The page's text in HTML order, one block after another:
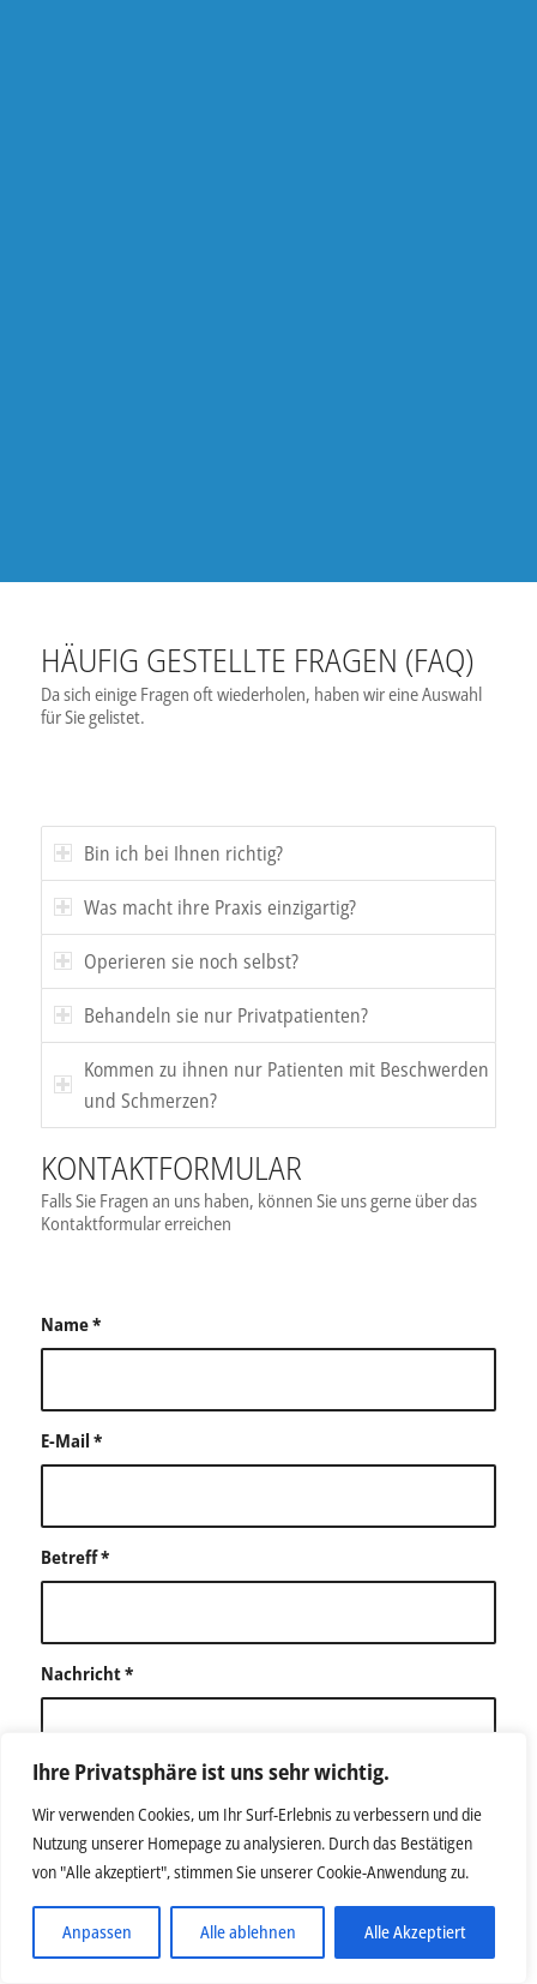
Ihre Privatsphäre ist uns sehr wichtig.
Wir verwenden Cookies, um Ihr Surf-Erlebnis zu verbessern und die
Nutzung unserer Homepage zu analysieren. Durch das Bestätigen
von "Alle akzeptiert", stimmen Sie unserer Cookie-Anwendung zu.
Anpassen Alle ablehnen Alle Akzeptiert
HÄUFIG GESTELLTE FRAGEN (FAQ)
Da sich einige Fragen oft wiederholen, haben wir eine Auswahl
für Sie gelistet.
Bin ich bei Ihnen richtig?
Was macht ihre Praxis einzigartig?
Operieren sie noch selbst?
Behandeln sie nur Privatpatienten?
Kommen zu ihnen nur Patienten mit Beschwerden
und Schmerzen?
KONTAKTFORMULAR
Falls Sie Fragen an uns haben, können Sie uns gerne über das
Kontaktformular erreichen
Name*
E-Mail *
Betreff*
Nachricht*